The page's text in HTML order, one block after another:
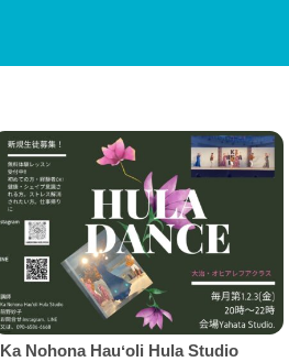
Ka Nohona Hauʻoli Hula Studio